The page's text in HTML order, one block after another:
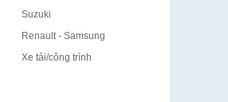
Suzuki
Renault - Samsung
Xe tải/công trình